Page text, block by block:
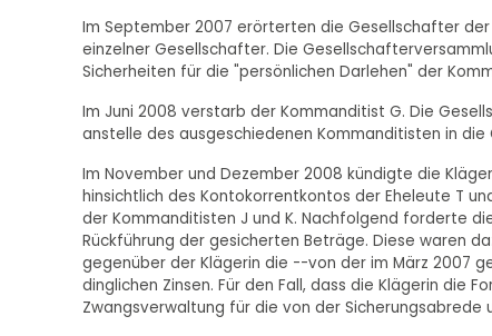
Im September 2007 erörterten die Gesellschafter
einzelner Gesellschafter. Die
Sicherheiten für die "persönlichen Darlehen" der
Im Juni 2008 verstarb der Kommanditist G. Die
anstelle des ausgeschiedenen Kommanditisten in
Im November und Dezember 2008 kündigte die
hinsichtlich des Kontokorrentkontos der Eheleute T
der Kommanditisten J und K. Nachfolgend forderte
Rückführung der gesicherten Beträge. Diese waren
gegenüber der Klägerin die --von der im März 2007
dinglichen Zinsen. Für den Fall, dass die Klägerin die
Zwangsverwaltung für die von der Sicherungsabrede